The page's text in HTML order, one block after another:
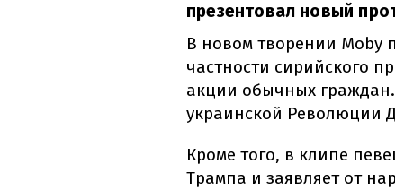
презентовал новый
В новом творении Moby
частности сирийского
акции обычных
украинской Революции
Кроме того, в клипе
Трампа и заявляет от